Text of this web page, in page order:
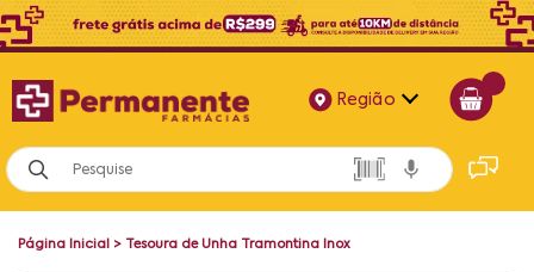
Região
Alagoas
Bahia
Página Inicial > Tesoura de Unha Tramontina Inox